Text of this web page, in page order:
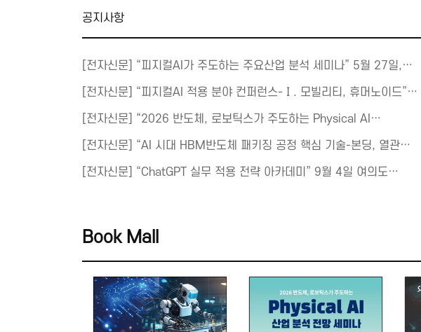
공지사항
[전자신문] “피지컬AI가 주도하는 주요산업 분석 세미나” 5월 27일,…
[전자신문] “피지컬AI 적용 분야 컨퍼런스-Ⅰ. 모빌리티, 휴머노이드”…
[전자신문] “2026 반도체, 로보틱스가 주도하는 Physical AI…
[전자신문] “AI 시대 HBM반도체 패키징 공정 핵심 기술-본딩, 열관…
[전자신문] “ChatGPT 실무 적용 전략 아카데미” 9월 4일 여의도…
Book Mall